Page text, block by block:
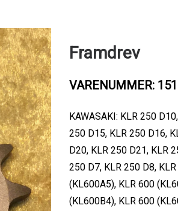
Framdrev
VARENUMMER:
KAWASAKI: KLR 250
250 D15, KLR 250 D16,
D20, KLR 250 D21, KLR
250 D7, KLR 250 D8,
(KL600A5), KLR 600
(KL600B4), KLR 600